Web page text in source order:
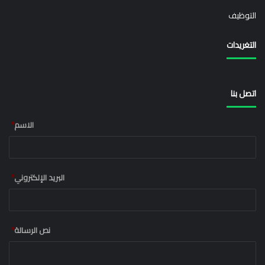
التوظيف
التغريدات
اتصل بنا
الاسم*
البريد الإلكتروني*
نص الرسالة*